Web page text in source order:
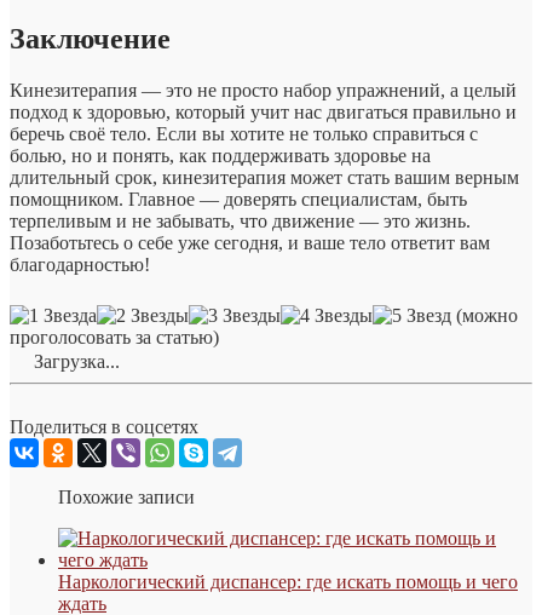
Заключение
Кинезитерапия — это не просто набор упражнений, а целый
подход к здоровью, который учит нас двигаться правильно и
беречь своё тело. Если вы хотите не только справиться с
болью, но и понять, как поддерживать здоровье на
длительный срок, кинезитерапия может стать вашим верным
помощником. Главное — доверять специалистам, быть
терпеливым и не забывать, что движение — это жизнь.
Позаботьтесь о себе уже сегодня, и ваше тело ответит вам
благодарностью!
(можно
проголосовать за статью)
Загрузка...
Поделиться в соцсетях
Похожие записи
Наркологический диспансер: где искать помощь и чего
ждать